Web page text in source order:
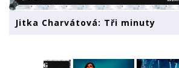
Jitka Charvátová: Tři minuty